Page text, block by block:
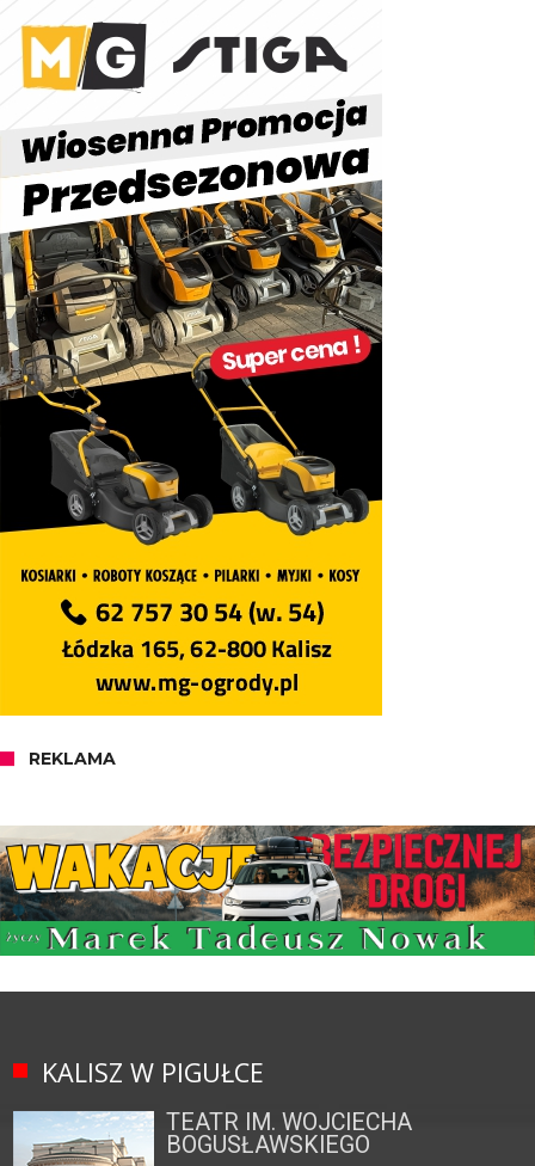
REKLAMA
KALISZ W PIGUŁCE
TEATR IM. WOJCIECHA
BOGUSŁAWSKIEGO